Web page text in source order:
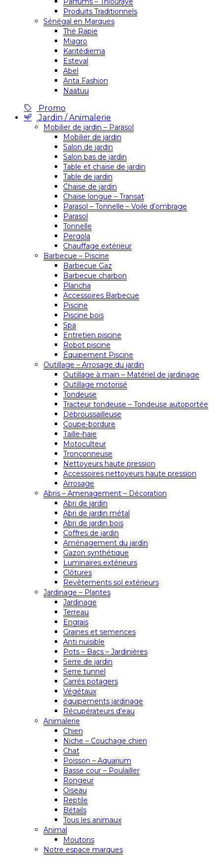
Produits Traditionnels
Sénégal en Marques
Thé Rapie
Miagro
Karitédiema
Esteval
Abel
Anta Fashion
Naatuu
Promo
Jardin / Animalerie
Mobilier de jardin – Parasol
Mobilier de jardin
Salon de jardin
Salon bas de jardin
Table et chaise de jardin
Table de jardin
Chaise de jardin
Chaise longue – Transat
Parasol – Tonnelle – Voile d’ombrage
Parasol
Tonnelle
Pergola
Chauffage extérieur
Barbecue – Piscine
Barbecue Gaz
Barbecue charbon
Plancha
Accessoires Barbecue
Piscine
Piscine bois
Spa
Entretien piscine
Robot piscine
Équipement Piscine
Outillage – Arrosage du jardin
Outillage à main – Matériel de jardinage
Outillage motorisé
Tondeuse
Tracteur tondeuse – Tondeuse autoportée
Débroussailleuse
Coupe-bordure
Taille-haie
Motoculteur
Tronçonneuse
Nettoyeurs haute pression
Accessoires nettoyeurs haute pression
Arrosage
Abris – Amenagement – Décoration
Abri de jardin
Abri de jardin métal
Abri de jardin bois
Coffres de jardin
Aménagement du jardin
Gazon synthétique
Luminaires extérieurs
Clôtures
Revêtements sol extérieurs
Jardinage – Plantes
Jardinage
Terreau
Engrais
Graines et semences
Anti nuisible
Pots – Bacs – Jardinières
Serre de jardin
Serre tunnel
Carrés potagers
Végétaux
équipements jardinage
Récupérateurs d’eau
Animalerie
Chien
Niche – Couchage chien
Chat
Poisson – Aquarium
Basse cour – Poulailler
Rongeur
Oiseau
Reptile
Bétails
Tous les animaux
Animal
Moutons
Notre espace marques